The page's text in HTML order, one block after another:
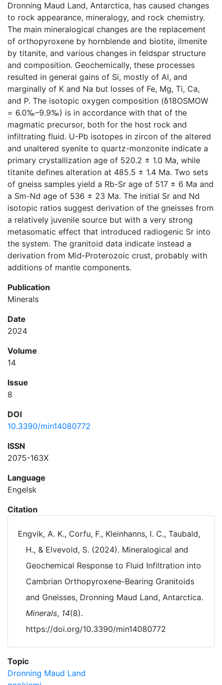
Dronning Maud Land, Antarctica, has caused changes
to rock appearance, mineralogy, and rock chemistry.
The main mineralogical changes are the replacement
of orthopyroxene by hornblende and biotite, ilmenite
by titanite, and various changes in feldspar structure
and composition. Geochemically, these processes
resulted in general gains of Si, mostly of Al, and
marginally of K and Na but losses of Fe, Mg, Ti, Ca,
and P. The isotopic oxygen composition (δ18OSMOW
= 6.0‰–9.9‰) is in accordance with that of the
magmatic precursor, both for the host rock and
infiltrating fluid. U-Pb isotopes in zircon of the altered
and unaltered syenite to quartz-monzonite indicate a
primary crystallization age of 520.2 ± 1.0 Ma, while
titanite defines alteration at 485.5 ± 1.4 Ma. Two sets
of gneiss samples yield a Rb-Sr age of 517 ± 6 Ma and
a Sm-Nd age of 536 ± 23 Ma. The initial Sr and Nd
isotopic ratios suggest derivation of the gneisses from
a relatively juvenile source but with a very strong
metasomatic effect that introduced radiogenic Sr into
the system. The granitoid data indicate instead a
derivation from Mid-Proterozoic crust, probably with
additions of mantle components.
Publication
Minerals
Date
2024
Volume
14
Issue
8
DOI
10.3390/min14080772
ISSN
2075-163X
Language
Engelsk
Citation
Engvik, A. K., Corfu, F., Kleinhanns, I. C., Taubald,
H., & Elvevold, S. (2024). Mineralogical and
Geochemical Response to Fluid Infiltration into
Cambrian Orthopyroxene-Bearing Granitoids
and Gneisses, Dronning Maud Land, Antarctica.
Minerals, 14(8).
https://doi.org/10.3390/min14080772
Topic
Dronning Maud Land